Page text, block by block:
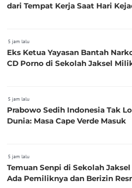
dari Tempat Kerja Saat Hari
5 jam lalu
Eks Ketua Yayasan Bantah
CD Porno di Sekolah Jaksel
5 jam lalu
Prabowo Sedih Indonesia Tak
Dunia: Masa Cape Verde Masuk
5 jam lalu
Temuan Senpi di Sekolah
Ada Pemiliknya dan Berizin